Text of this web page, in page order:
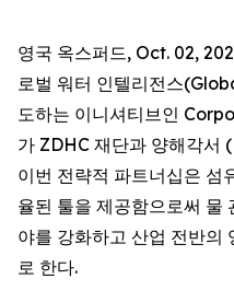
영국 옥스퍼드, Oct. 02,
로벌 워터 인텔리전스
도하는 이니셔티브인
가 ZDHC 재단과 양해각서
이번 전략적 파트너십은 섬
율된 툴을 제공함으로써
야를 강화하고 산업 전반의
로 한다.